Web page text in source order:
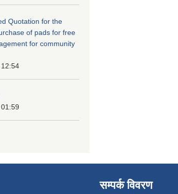
Quotation for the
of pads for free
for community
सम्पर्क विवरण